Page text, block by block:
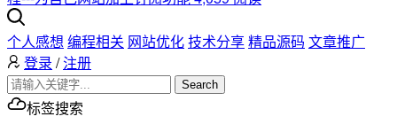
个人感想 编程相关 网站优化技术分享精品源码 文章推广
登录 /注册
Search
标签搜索